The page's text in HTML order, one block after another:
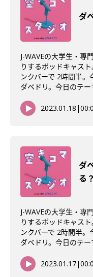
ダ
J-WAVEの大学生・専
りするポッドキャス
ンクバーで 2時間半
ダベドリ。今日のテー
2023.01.18 |
ダ
る
J-WAVEの大学生・専
りするポッドキャス
ンクバーで 2時間半
ダベドリ。今日のテー
2023.01.17|